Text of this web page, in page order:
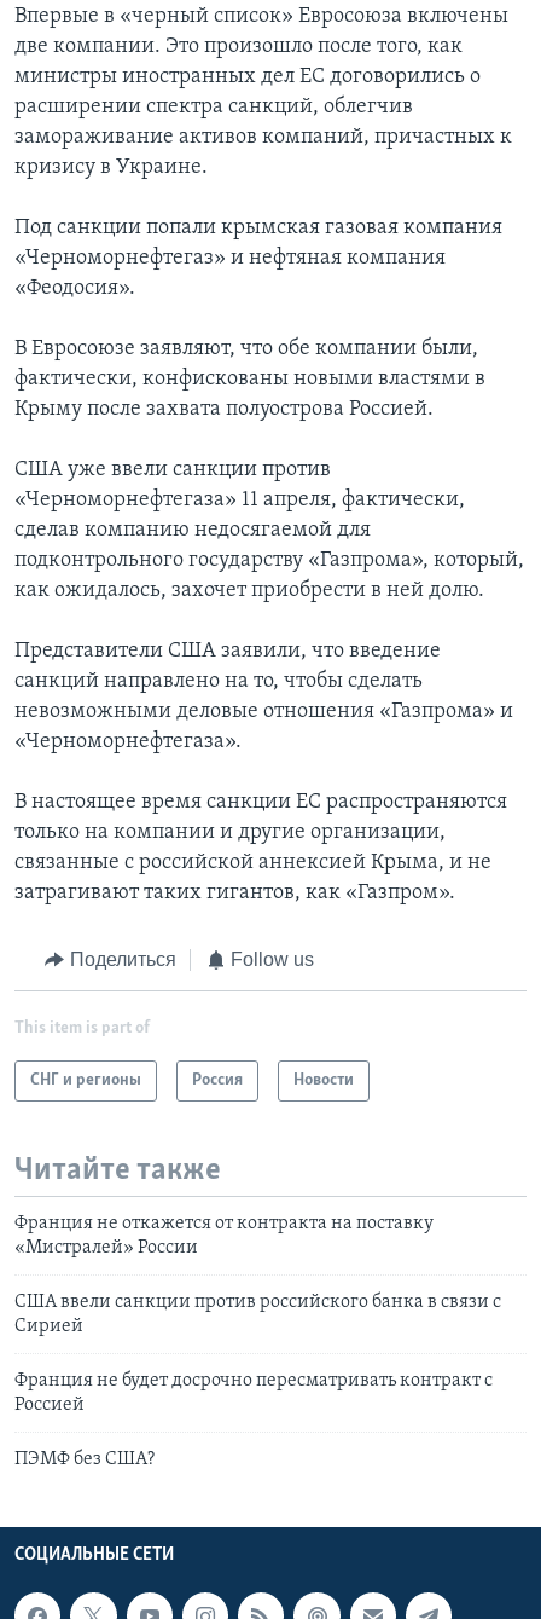
Впервые в «черный список» Евросоюза включены
две компании. Это произошло после того, как
министры иностранных дел ЕС договорились о
расширении спектра санкций, облегчив
замораживание активов компаний, причастных к
кризису в Украине.
Под санкции попали крымская газовая компания
«Черноморнефтегаз» и нефтяная компания
«Феодосия».
В Евросоюзе заявляют, что обе компании были,
фактически, конфискованы новыми властями в
Крыму после захвата полуострова Россией.
США уже ввели санкции против
«Черноморнефтегаза» 11 апреля, фактически,
сделав компанию недосягаемой для
подконтрольного государству «Газпрома», который,
как ожидалось, захочет приобрести в ней долю.
Представители США заявили, что введение
санкций направлено на то, чтобы сделать
невозможными деловые отношения «Газпрома» и
«Черноморнефтегаза».
В настоящее время санкции ЕС распространяются
только на компании и другие организации,
связанные с российской аннексией Крыма, и не
затрагивают таких гигантов, как «Газпром».
Поделиться Follow us
This item is part of
СНГ и регионы Россия Новости
Читайте также
Франция не откажется от контракта на поставку
«Мистралей» России
США ввели санкции против российского банка в связи с
Сирией
Франция не будет досрочно пересматривать контракт с
Россией
ПЭМФ без США?
СОЦИАЛЬНЫЕ СЕТИ